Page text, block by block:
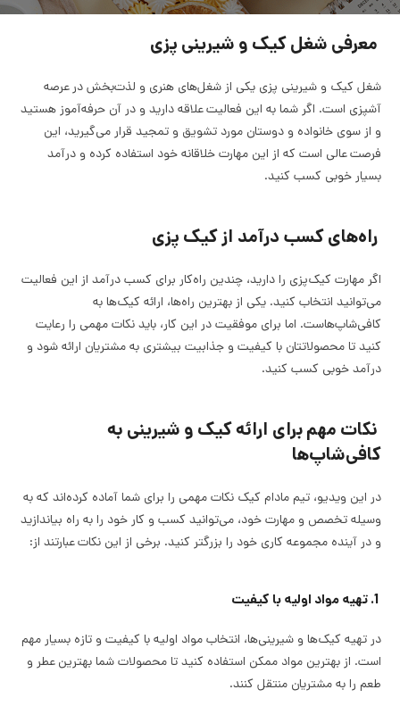
معرفی شغل کیک و شیرینی پزی
شغل کیک و شیرینی پزی یکی از شغل‌های هنری و لذت‌بخش در عرصه
آشپزی است. اگر شما به این فعالیت علاقه دارید و در آن حرفه‌آموز هستید
و از سوی خانواده و دوستان مورد تشویق و تمجید قرار می‌گیرید، این
فرصت عالی است که از این مهارت خلاقانه خود استفاده کرده و درآمد
بسیار خوبی کسب کنید.
راه‌های کسب درآمد از کیک پزی
اگر مهارت کیک‌پزی را دارید، چندین راه‌کار برای کسب درآمد از این فعالیت
می‌توانید انتخاب کنید. یکی از بهترین راه‌ها، ارائه کیک‌ها به
کافی‌شاپ‌هاست. اما برای موفقیت در این کار، باید نکات مهمی را رعایت
کنید تا محصولاتتان با کیفیت و جذابیت بیشتری به مشتریان ارائه شود و
درآمد خوبی کسب کنید.
نکات مهم برای ارائه کیک و شیرینی به
کافی‌شاپ‌ها
در این ویدیو، تیم مادام کیک نکات مهمی را برای شما آماده کرده‌اند که به
وسیله تخصص و مهارت خود، می‌توانید کسب و کار خود را به راه بیاندازید
و در آینده مجموعه کاری خود را بزرگتر کنید. برخی از این نکات عبارتند از:
در تهیه کیک‌ها و شیرینی‌ها، انتخاب مواد اولیه با کیفیت و تازه بسیار مهم
است. از بهترین مواد ممکن استفاده کنید تا محصولات شما بهترین عطر و
طعم را به مشتریان منتقل کنند.